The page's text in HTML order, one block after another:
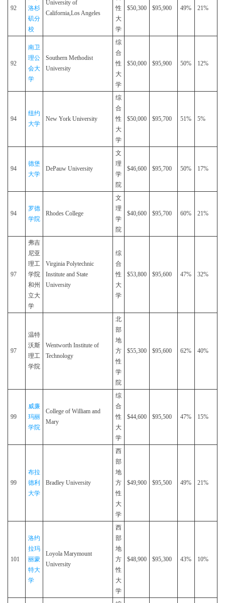
92
洛杉
矶分
校
University of
California,Los Angeles
性
大
学
$50,300 $95,900 49% 21%
92
南卫
理公
会大
学
Southern Methodist
University
综
合
性
大
学
$50,000 $95,900 50% 12%
94
纽约
大学
New York University
综
合
性
大
学
$50,000 $95,700 51% 5%
94
德堡
大学
DePauw University
文
理
学
院
$46,600 $95,700 50% 17%
94
罗德
学院
Rhodes College
文
理
学
院
$40,600 $95,700 60% 21%
97
弗吉
尼亚
理工
学院
和州
立大
学
Virginia Polytechnic
Institute and State
University
综
合
性
大
学
$53,800 $95,600 47% 32%
97
温特
沃斯
理工
学院
Wentworth Institute of
Technology
北
部
地
方
性
学
院
$55,300 $95,600 62% 40%
99
威廉
玛丽
学院
College of William and
Mary
综
合
性
大
学
$44,600 $95,500 47% 15%
99
布拉
德利
大学
Bradley University
西
部
地
方
性
大
学
$49,900 $95,500 49% 21%
101
洛约
拉玛
丽蒙
特大
学
Loyola Marymount
University
西
部
地
方
性
大
学
$48,900 $95,300 43% 10%